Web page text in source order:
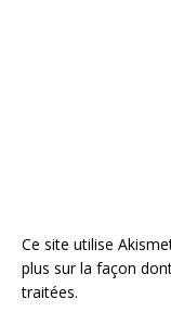
Ce site utilise
plus sur la façon
traitées.